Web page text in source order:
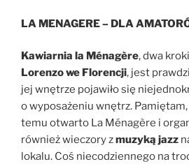
LA MENAGERE – DLA
Kawiarnia la Ménagère, dwa
Lorenzo we Florencji, jest
jej wnętrze pojawiło się
o wyposażeniu wnętrz.
temu otwarto La Ménagère i
również wieczory zmuzyką jazz
lokalu. Coś niecodziennego na